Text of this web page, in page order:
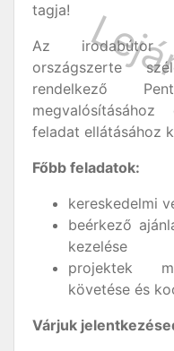
tagja!
Az irodabútor
országszerte
rendelkező
feladat ellátásához
Főbb feladatok:
kereskedelmi
beérkező
kezelése
projektek
követése és
Várjuk